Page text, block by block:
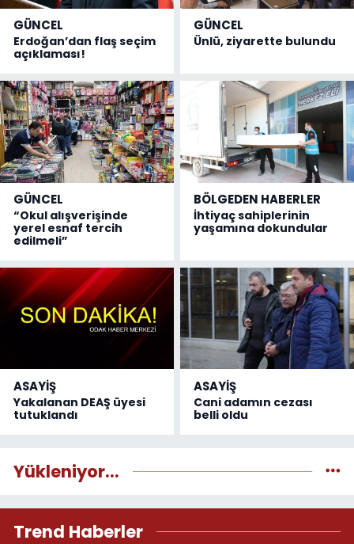
GÜNCEL
Erdoğan’dan flaş seçim
açıklaması!
GÜNCEL
Ünlü, ziyarette bulundu
GÜNCEL
“Okul alışverişinde
yerel esnaf tercih
edilmeli”
BÖLGEDEN HABERLER
İhtiyaç sahiplerinin
yaşamına dokundular
ASAYİŞ
Yakalanan DEAŞ üyesi
tutuklandı
ASAYİŞ
Cani adamın cezası
belli oldu
Yükleniyor...
Trend Haberler